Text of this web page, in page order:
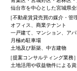
仙台市を中心とした宮城県
［不動産賃貸売買の媒介・管
オフィス、商業テナント
一戸建て、マンション、アパ
月極め駐車場
土地及び新築、中古建物
［提案コンサルティング業務］
土地活用や収益物件による